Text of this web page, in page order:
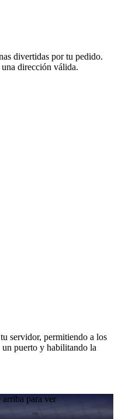
divertidas por tu pedido.
dirección válida.
servidor, permitiendo a los
un puerto y habilitando la
arriba para ver